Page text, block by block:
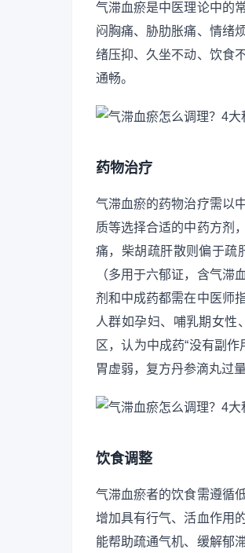
气滞血瘀是中医理论中的
闷胸痛、胁肋胀痛、情绪
绪压抑、久坐不动、饮食
通畅。
药物治疗
气滞血瘀的药物治疗需以
质等选择合适的中药方剂
痛，柴胡疏肝散则偏于疏
（多用于六郁证，含气滞
剂和中成药都需在中医师
人群如孕妇、哺乳期女性
区，认为中成药“没有副
胃虚弱，复方丹参滴丸过
饮食调整
气滞血瘀者的饮食需遵循
增加具有行气、活血作用
能帮助疏通气机、缓解郁